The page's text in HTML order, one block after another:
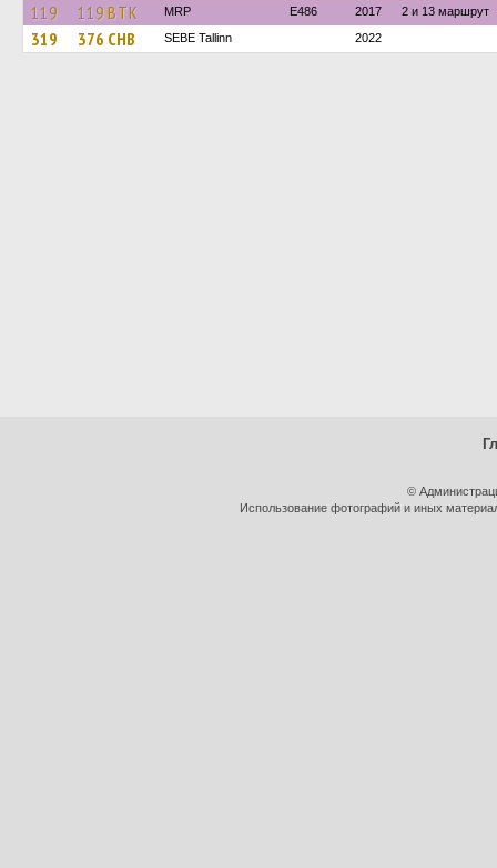
119 119 BTK MRP E486 2017 2 и 13 маршрут
319 376 CHB SEBE Tallinn 2022
©
Использование фотографий и иных